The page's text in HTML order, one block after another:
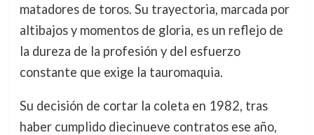
matadores de toros. Su trayectoria, marcada por
altibajos y momentos de gloria, es un reflejo de
la dureza de la profesión y del esfuerzo
constante que exige la tauromaquia.
Su decisión de cortar la coleta en 1982, tras
haber cumplido diecinueve contratos ese año,